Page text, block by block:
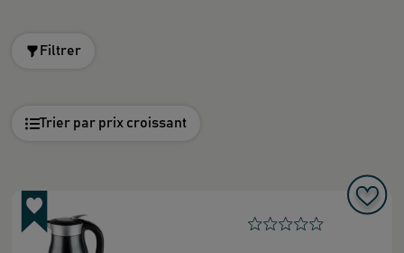
Filtrer
Trier par prix croissant